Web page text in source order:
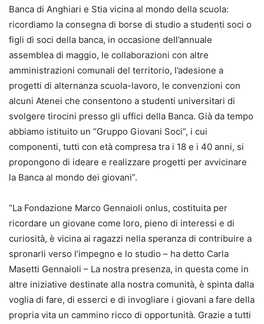
Banca di Anghiari e Stia vicina al mondo della scuola:
ricordiamo la consegna di borse di studio a studenti soci o
figli di soci della banca, in occasione dell’annuale
assemblea di maggio, le collaborazioni con altre
amministrazioni comunali del territorio, l’adesione a
progetti di alternanza scuola-lavoro, le convenzioni con
alcuni Atenei che consentono a studenti universitari di
svolgere tirocini presso gli uffici della Banca. Già da tempo
abbiamo istituito un “Gruppo Giovani Soci”, i cui
componenti, tutti con età compresa tra i 18 e i 40 anni, si
propongono di ideare e realizzare progetti per avvicinare
la Banca al mondo dei giovani”.
“La Fondazione Marco Gennaioli onlus, costituita per
ricordare un giovane come loro, pieno di interessi e di
curiosità, è vicina ai ragazzi nella speranza di contribuire a
spronarli verso l’impegno e lo studio – ha detto Carla
Masetti Gennaioli – La nostra presenza, in questa come in
altre iniziative destinate alla nostra comunità, è spinta dalla
voglia di fare, di esserci e di invogliare i giovani a fare della
propria vita un cammino ricco di opportunità. Grazie a tutti